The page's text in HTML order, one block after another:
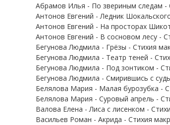
Абрамов Илья - По звериным следам -
Антонов Евгений - Ледник
Антонов Евгений - На просторах
Антонов Евгений - В сосновом лесу -
Бегунова Людмила - Грёзы - Стихия
Бегунова Людмила - Театр теней -
Бегунова Людмила - Под зонтиком -
Бегунова Людмила - Смирившись с
Белялова Мария - Малая бурозубка -
Белялова Мария - Суровый апрель -
Валова Елена - Лиса с лисенком -
Васильев Роман - Акрида - Стихия